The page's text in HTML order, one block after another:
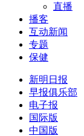
直播
播客
互动新闻
专题
保健
新明日报
早报俱乐部
电子报
国际版
中国版